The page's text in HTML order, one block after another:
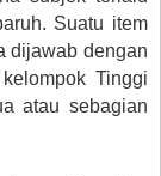
Suatu item
dijawab dengan
Tinggi
atau sebagian